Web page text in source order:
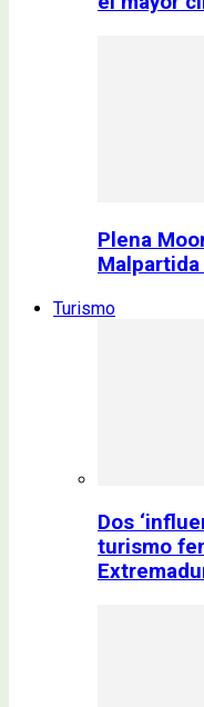
Plena
Turismo
Dos
turismo